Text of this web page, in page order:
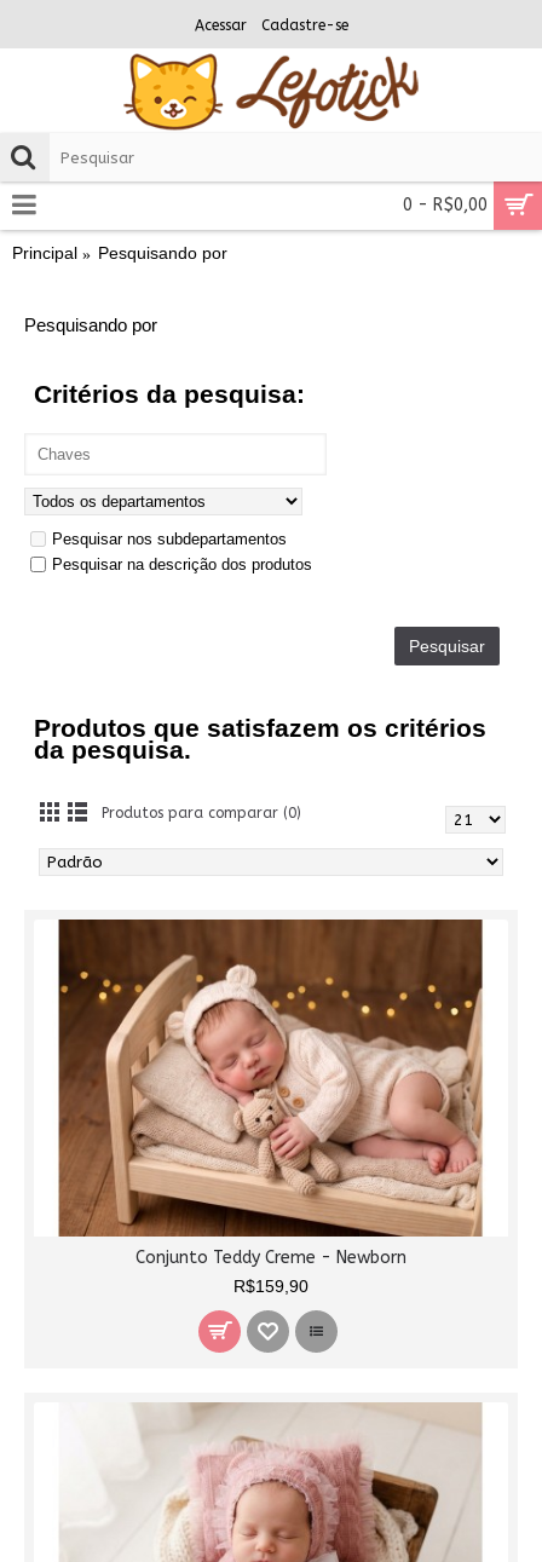
Acessar Cadastre-se
0 - R$0,00
Principal Pesquisando por
Pesquisando por
Critérios da pesquisa:
Pesquisar nos subdepartamentos
Pesquisar na descrição dos produtos
Produtos que satisfazem os critérios
da pesquisa.
Produtos para comparar (0)
Conjunto Teddy Creme - Newborn
R$159,90